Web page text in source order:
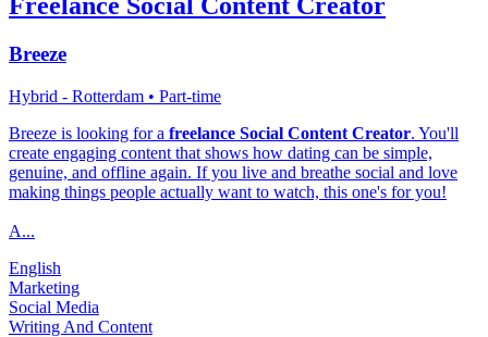
Freelance Social Content Creator
Breeze
Hybrid - Rotterdam • Part-time
Breeze is looking for a freelance Social Content Creator. You'll
create engaging content that shows how dating can be simple,
genuine, and offline again. If you live and breathe social and love
making things people actually want to watch, this one's for you!
A...
English
Marketing
Social Media
Writing And Content